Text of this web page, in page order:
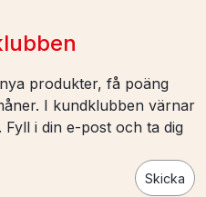
produkter, få poäng
I kundklubben värnar
i din e-post och ta dig
Skicka